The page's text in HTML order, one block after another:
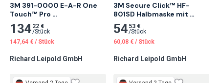
3M 391-0000 E-A-R One
Touch™ Pro
DispenserGehörschutzspender
OHNE Aufsatz
134 22 €
/Stück
147,64 € /Stück
Richard Leipold GmbH
3M Secure Click™ HF-
801SD Halbmaske mit
Sprechmembran Größe S 1
Stk.
54 53 €
/Stück
60,08 € /Stück
Richard Leipold GmbH